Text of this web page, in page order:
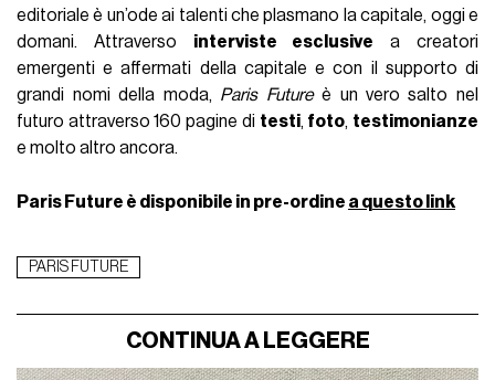
editoriale è un’ode ai talenti che plasmano la capitale, oggi e
domani. Attraverso interviste esclusive a creatori
emergenti e affermati della capitale e con il supporto di
grandi nomi della moda, Paris Futureè un vero salto nel
futuro attraverso 160 pagine di testi, foto, testimonianze
e molto altro ancora.
Paris Future è disponibile in pre-ordine a questo link
PARIS FUTURE
CONTINUA A LEGGERE